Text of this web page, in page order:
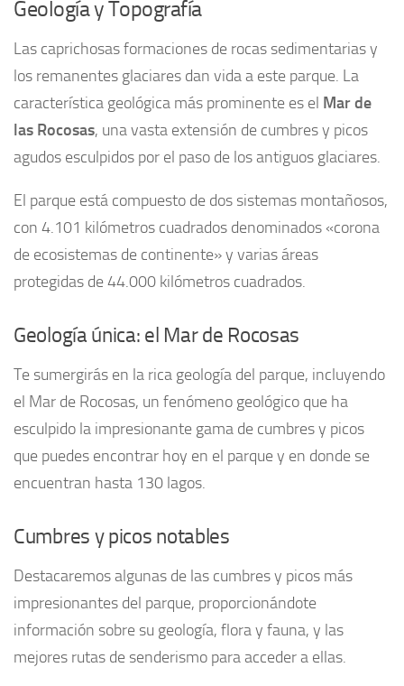
Geología y Topografía
Las caprichosas formaciones de rocas sedimentarias y
los remanentes glaciares dan vida a este parque. La
característica geológica más prominente es el Mar de
las Rocosas, una vasta extensión de cumbres y picos
agudos esculpidos por el paso de los antiguos glaciares.
El parque está compuesto de dos sistemas montañosos,
con 4.101 kilómetros cuadrados denominados «corona
de ecosistemas de continente» y varias áreas
protegidas de 44.000 kilómetros cuadrados.
Geología única: el Mar de Rocosas
Te sumergirás en la rica geología del parque, incluyendo
el Mar de Rocosas, un fenómeno geológico que ha
esculpido la impresionante gama de cumbres y picos
que puedes encontrar hoy en el parque y en donde se
encuentran hasta 130 lagos.
Cumbres y picos notables
Destacaremos algunas de las cumbres y picos más
impresionantes del parque, proporcionándote
información sobre su geología, flora y fauna, y las
mejores rutas de senderismo para acceder a ellas.